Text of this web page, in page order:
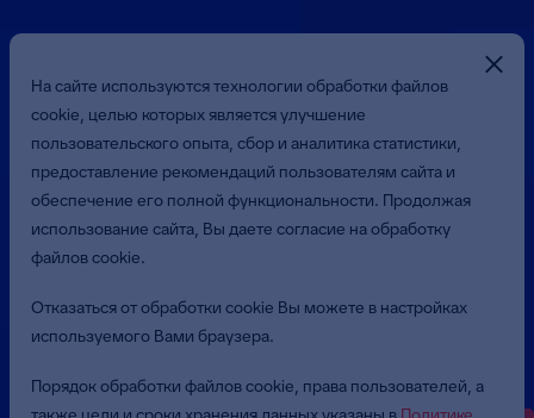
Презентация о Компании
«Бюджетные и Финансовые Технологии»
(ООО «БФТ»). Все права защищены.
На сайте используются технологии обработки файлов
cookie, целью которых является улучшение
пользовательского опыта, сбор и аналитика статистики,
предоставление рекомендаций пользователям сайта и
обеспечение его полной функциональности. Продолжая
использование сайта, Вы даете согласие на обработку
файлов cookie.
Отказаться от обработки cookie Вы можете в настройках
используемого Вами браузера.
Порядок обработки файлов cookie, права пользователей, а